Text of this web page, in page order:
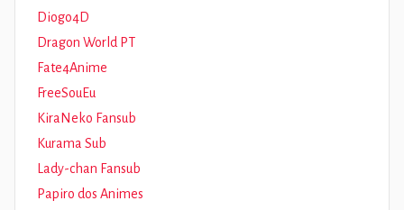
Diogo4D
Dragon World PT
Fate4Anime
FreeSouEu
KiraNeko Fansub
Kurama Sub
Lady-chan Fansub
Papiro dos Animes